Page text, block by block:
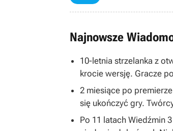
Najnowsze
10-letnia strzelanka z
krocie wersję. Gracze
2 miesiące po
się ukończyć gry.
Po 11 latach Wiedźmin